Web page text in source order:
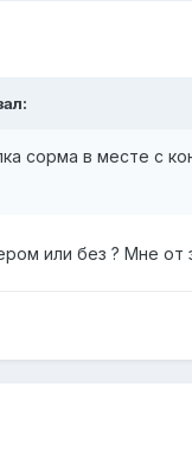
сорма в месте с
или без ? Мне от